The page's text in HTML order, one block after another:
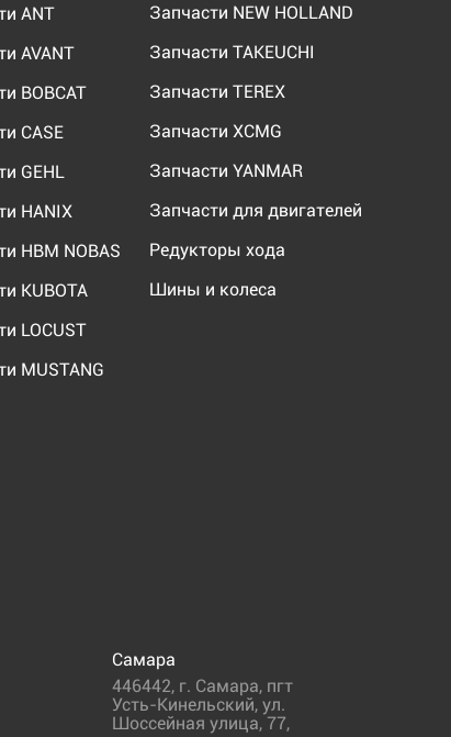
ANT
AVANT
BOBCAT
CASE
GEHL
HANIX
HBM NOBAS
KUBOTA
LOCUST
MUSTANG
Запчасти NEW HOLLAND
Запчасти TAKEUCHI
Запчасти TEREX
Запчасти XCMG
Запчасти YANMAR
Запчасти для двигателей
Редукторы хода
Шины и колеса
Самара
446442, г. Самара, пгт
Усть-Кинельский, ул.
Шоссейная улица, 77,